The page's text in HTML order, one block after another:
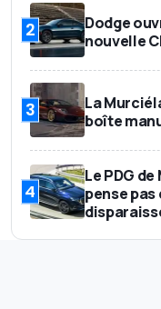
2
Dodge
nouvelle
3
La
boîte
4
Le PDG
pense